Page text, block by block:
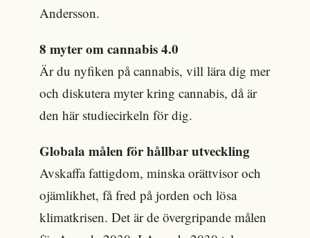
Andersson.
8 myter om cannabis 4.0
Är du nyfiken på cannabis, vill lära dig mer
och diskutera myter kring cannabis, då är
den här studiecirkeln för dig.
Globala målen för hållbar utveckling
Avskaffa fattigdom, minska orättvisor och
ojämlikhet, få fred på jorden och lösa
klimatkrisen. Det är de övergripande målen